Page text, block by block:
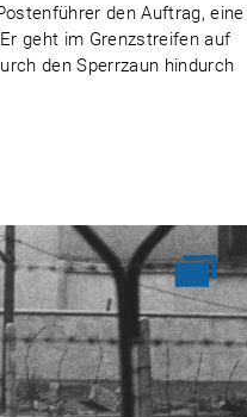
den Auftrag, eine
geht im Grenzstreifen auf
den Sperrzaun hindurch